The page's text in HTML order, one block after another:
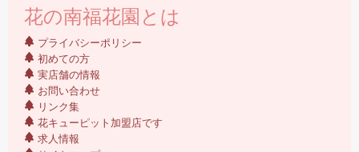
花の南福花園とは
プライバシーポリシー
初めての方
実店舗の情報
お問い合わせ
リンク集
花キューピット加盟店です
求人情報